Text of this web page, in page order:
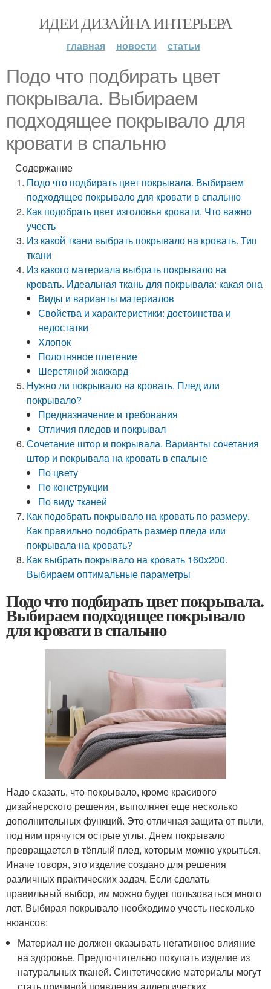
ИДЕИ ДИЗАЙНА ИНТЕРЬЕРА
главная новости статьи
Подо что подбирать цвет
покрывала. Выбираем
подходящее покрывало для
кровати в спальню
Содержание
Подо что подбирать цвет покрывала. Выбираем
подходящее покрывало для кровати в спальню
Как подобрать цвет изголовья кровати. Что важно
учесть
Из какой ткани выбрать покрывало на кровать. Тип
ткани
Из какого материала выбрать покрывало на
кровать. Идеальная ткань для покрывала: какая она
Виды и варианты материалов
Свойства и характеристики: достоинства и
недостатки
Хлопок
Полотняное плетение
Шерстяной жаккард
Нужно ли покрывало на кровать. Плед или
покрывало?
Предназначение и требования
Отличия пледов и покрывал
Сочетание штор и покрывала. Варианты сочетания
штор и покрывала на кровать в спальне
По цвету
По конструкции
По виду тканей
Как подобрать покрывало на кровать по размеру.
Как правильно подобрать размер пледа или
покрывала на кровать?
Как выбрать покрывало на кровать 160х200.
Выбираем оптимальные параметры
Подо что подбирать цвет покрывала.
Выбираем подходящее покрывало
для кровати в спальню
Надо сказать, что покрывало, кроме красивого
дизайнерского решения, выполняет еще несколько
дополнительных функций. Это отличная защита от пыли,
под ним прячутся острые углы. Днем покрывало
превращается в тёплый плед, которым можно укрыться.
Иначе говоря, это изделие создано для решения
различных практических задач. Если сделать
правильный выбор, им можно будет пользоваться много
лет. Выбирая покрывало необходимо учесть несколько
нюансов:
Материал не должен оказывать негативное влияние
на здоровье. Предпочтительно покупать изделие из
натуральных тканей. Синтетические материалы могут